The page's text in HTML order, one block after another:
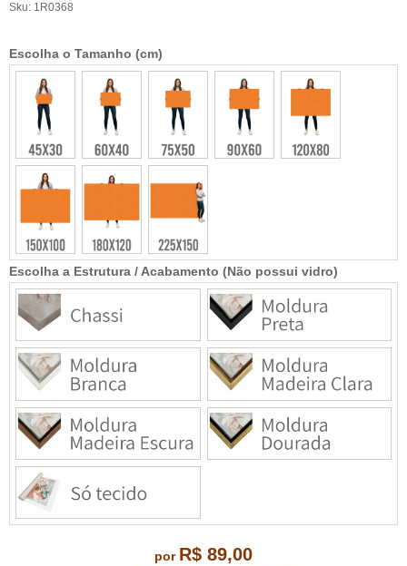
Sku: 1R0368
Escolha a Estrutura / Acabamento (Não possui vidro)
Escolha o Tamanho (cm)
por R$ 89,00